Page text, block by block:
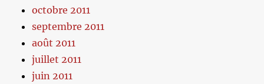
octobre 2011
septembre 2011
août 2011
juillet 2011
juin 2011